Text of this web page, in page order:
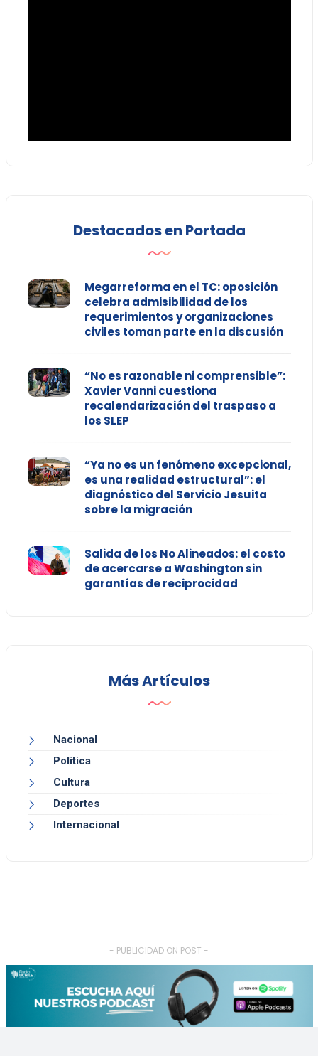
Destacados en Portada
Megarreforma en el TC: oposición
celebra admisibilidad de los
requerimientos y organizaciones
civiles toman parte en la discusión
“No es razonable ni comprensible”:
Xavier Vanni cuestiona
recalendarización del traspaso a
los SLEP
“Ya no es un fenómeno excepcional,
es una realidad estructural”: el
diagnóstico del Servicio Jesuita
sobre la migración
Salida de los No Alineados: el costo
de acercarse a Washington sin
garantías de reciprocidad
Más Artículos
Nacional
Política
Cultura
Deportes
Internacional
- PUBLICIDAD ON POST -